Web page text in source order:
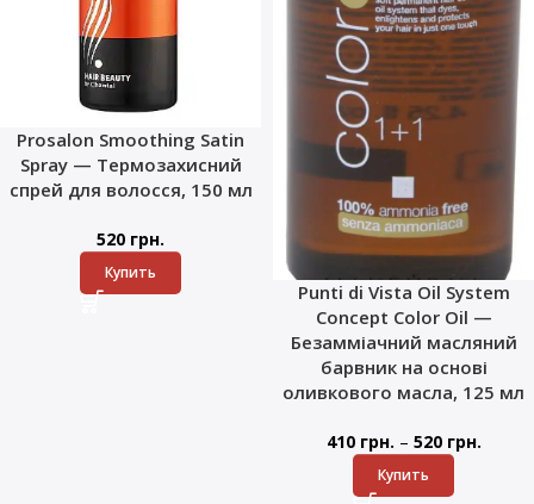
Prosalon Smoothing Satin
Spray — Термозахисний
спрей для волосся, 150 мл
520 грн.
Купить
Punti di Vista Oil System
Concept Color Oil —
Безамміачний масляний
барвник на основі
оливкового масла, 125 мл
410 грн. – 520 грн.
Купить